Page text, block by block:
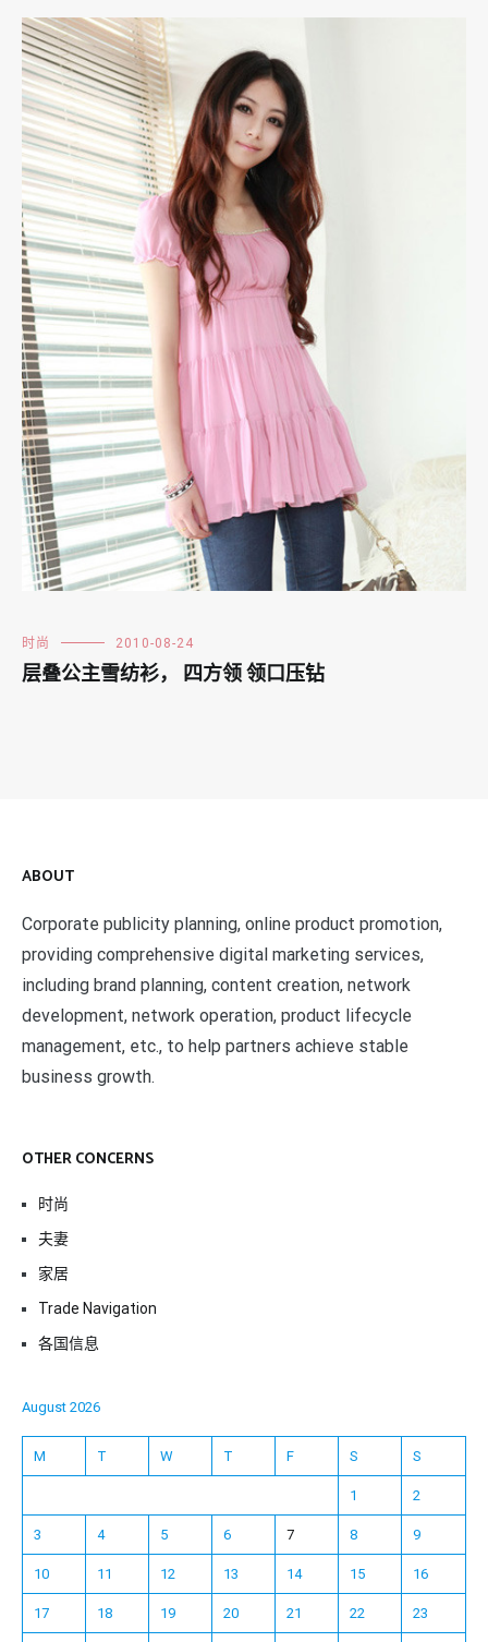
时尚 2010-08-24
层叠公主雪纺衫， 四方领 领口压钻
ABOUT
Corporate publicity planning, online product promotion,
providing comprehensive digital marketing services,
including brand planning, content creation, network
development, network operation, product lifecycle
management, etc., to help partners achieve stable
business growth.
OTHER CONCERNS
时尚
夫妻
家居
Trade Navigation
各国信息
August 2026
M T W T F S S
1 2
3 4 5 6 7 8 9
10 11 12 13 14 15 16
17 18 19 20 21 22 23